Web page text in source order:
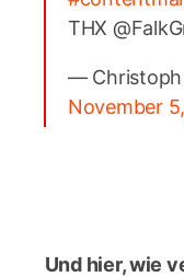
THX
— Christoph
November
Und hier, wie